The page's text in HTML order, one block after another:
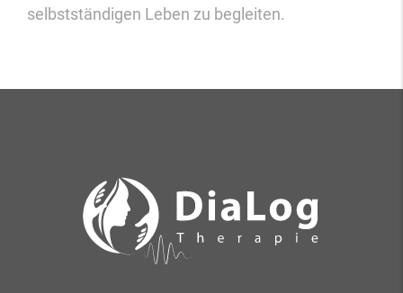
selbstständigen Leben zu begleiten.